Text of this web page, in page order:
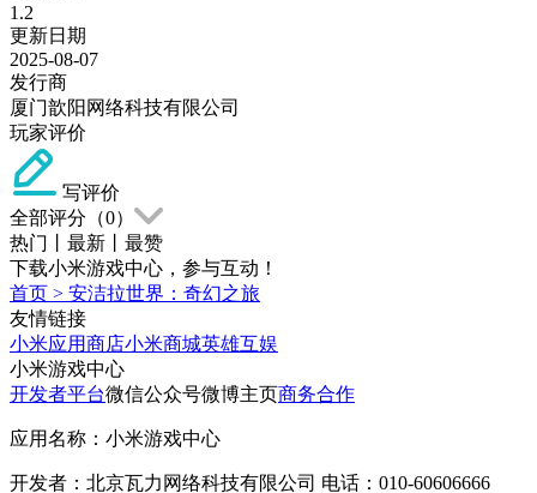
1.2
更新日期
2025-08-07
发行商
厦门歆阳网络科技有限公司
玩家评价
写评价
全部评分（0）
热门
最新
最赞
下载小米游戏中心，参与互动！
首页 > 安洁拉世界：奇幻之旅
友情链接
小米应用商店小米商城英雄互娱
小米游戏中心
开发者平台微信公众号微博主页商务合作
应用名称：小米游戏中心
开发者：北京瓦力网络科技有限公司 电话：010-60606666